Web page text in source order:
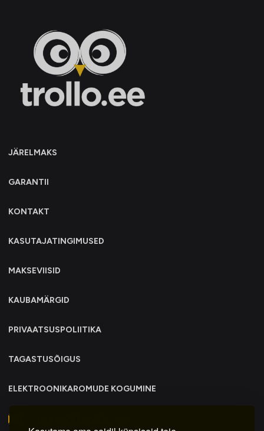
JÄRELMAKS
GARANTII
KONTAKT
KASUTAJATINGIMUSED
MAKSEVIISID
KAUBAMÄRGID
PRIVAATSUSPOLIITIKA
TAGASTUSÕIGUS
ELEKTROONIKAROMUDE KOGUMINE